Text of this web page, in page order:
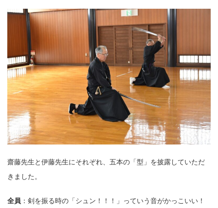
齋藤先⽣と伊藤先⽣にそれぞれ、五本の「型」を披露していただ
きました。
全員 ：剣を振る時の「シュン！！！」っていう⾳がかっこいい！